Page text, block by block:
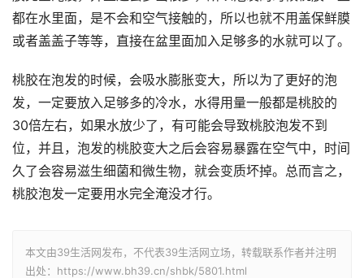
都在水里面，是不会和空气接触的，所以也就不用盖保鲜膜
或者盖盖子等等，直接在盆里面加入足够多的水就可以了。
桃胶在泡发的时候，会吸水膨胀变大，所以为了更好的泡
发，一定要放入足够多的冷水，水得用量一般都是桃胶的
30倍左右，如果水放少了，有可能会导致桃胶泡发不到
位，并且，泡发的桃胶变大之后会容易暴露在空气中，时间
久了会容易滋生细菌和微生物，就会变质坏掉。总而言之，
桃胶泡发一定要用水完全淹没才行。
本文由39生活网发布，不代表39生活网立场，转载联系作者并注明
出处：https://www.bh39.cn/shbk/5801.html